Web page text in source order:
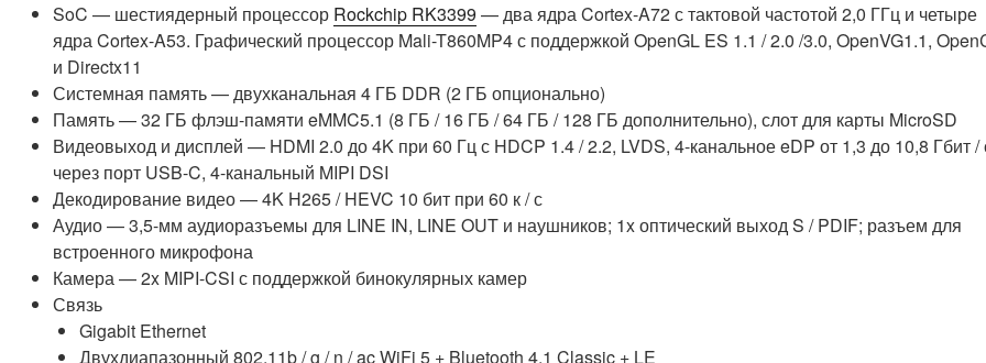
SoC — шестиядерный процессор Rockchip RK3399 — два ядра Cortex-A72 с тактовой частотой 2,0 ГГц и четыре
ядра Cortex-A53. Графический процессор Mali-T860MP4 с поддержкой OpenGL ES 1.1 / 2.0 /3.0, OpenVG1.1,
и Directx11
Системная память — двухканальная 4 ГБ DDR (2 ГБ опционально)
Память — 32 ГБ флэш-памяти eMMC5.1 (8 ГБ / 16 ГБ / 64 ГБ / 128 ГБ дополнительно), слот для карты MicroSD
Видеовыход и дисплей — HDMI 2.0 до 4K при 60 Гц с HDCP 1.4 / 2.2, LVDS, 4-канальное eDP от 1,3 до 10,8 Гбит /
через порт USB-C, 4-канальный MIPI DSI
Декодирование видео — 4K H265 / HEVC 10 бит при 60 к / с
Аудио — 3,5-мм аудиоразъемы для LINE IN, LINE OUT и наушников; 1x оптический выход S / PDIF; разъем для
встроенного микрофона
Камера — 2x MIPI-CSI с поддержкой бинокулярных камер
Связь
Gigabit Ethernet
Двухдиапазонный 802.11b / g / n / ac WiFi 5 + Bluetooth 4.1 Classic + LE